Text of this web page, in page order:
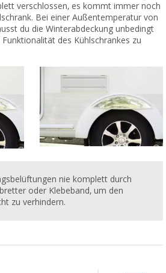
verschlossen, es kommt immer noch
Bei einer Außentemperatur von
du die Winterabdeckung unbedingt
des Kühlschrankes zu
nie komplett durch
oder Klebeband, um den
zu verhindern.